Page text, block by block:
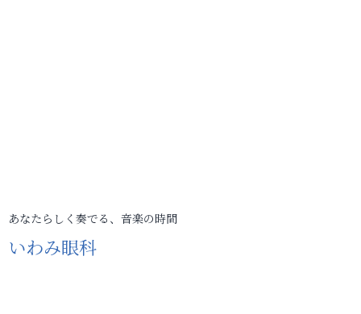
あなたらしく奏でる、音楽の時間
いわみ眼科